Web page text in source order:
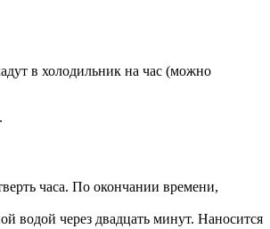
в холодильник на час (можно
часа. По окончании времени,
водой через двадцать минут. Наносится